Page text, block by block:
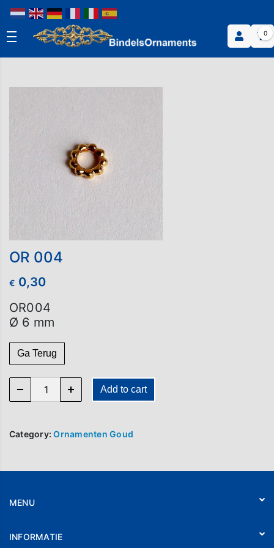
0
OR 004
€ 0,30
OR004
Ø 6 mm
Ga Terug
OR 004 quantity Add to cart
Category:Ornamenten Goud
MENU
Webshop
INFORMATIE